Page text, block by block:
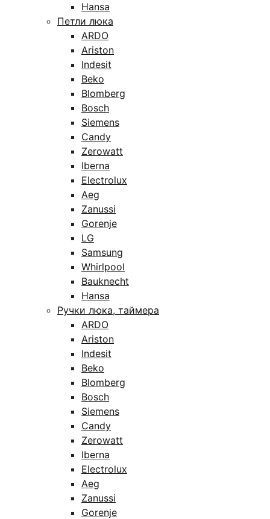
Hansa
Петли люка
ARDO
Ariston
Indesit
Beko
Blomberg
Bosch
Siemens
Candy
Zerowatt
Iberna
Electrolux
Aeg
Zanussi
Gorenje
LG
Samsung
Whirlpool
Bauknecht
Hansa
Ручки люка, таймера
ARDO
Ariston
Indesit
Beko
Blomberg
Bosch
Siemens
Candy
Zerowatt
Iberna
Electrolux
Aeg
Zanussi
Gorenje